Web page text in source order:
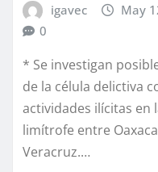
igavec
May
0
* Se investigan
de la célula delictiva
actividades ilícitas en
limítrofe entre
Veracruz.…